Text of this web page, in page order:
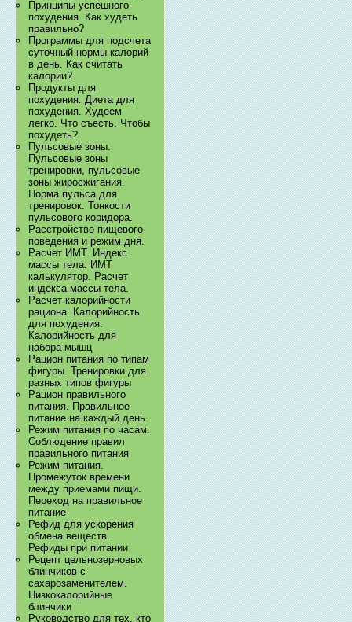
Принципы успешного
похудения. Как худеть
правильно?
Программы для подсчета
суточный нормы калорий
в день. Как считать
калории?
Продукты для
похудения. Диета для
похудения. Худеем
легко. Что съесть. Чтобы
похудеть?
Пульсовые зоны.
Пульсовые зоны
тренировки, пульсовые
зоны жиросжигания.
Норма пульса для
тренировок. Тонкости
пульсового коридора.
Расстройство пищевого
поведения и режим дня.
Расчет ИМТ. Индекс
массы тела. ИМТ
калькулятор. Расчет
индекса массы тела.
Расчет калорийности
рациона. Калорийность
для похудения.
Калорийность для
набора мышц
Рацион питания по типам
фигуры. Тренировки для
разных типов фигуры
Рацион правильного
питания. Правильное
питание на каждый день.
Режим питания по часам.
Соблюдение правил
правильного питания
Режим питания.
Промежуток времени
между приемами пищи.
Переход на правильное
питание
Рефид для ускорения
обмена веществ.
Рефиды при питании
Рецепт цельнозерновых
блинчиков с
сахарозаменителем.
Низкокалорийные
блинчики
Руководство для тех, кто